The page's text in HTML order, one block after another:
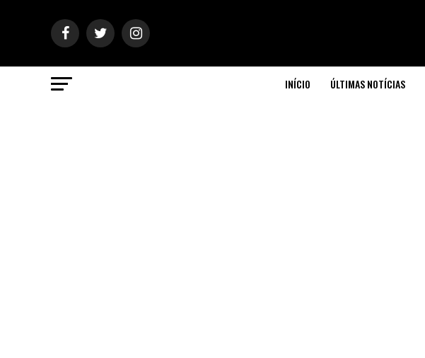
INÍCIO ÚLTIMAS NOTÍCIAS